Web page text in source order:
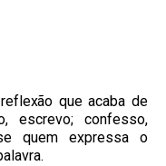
que acaba de
escrevo; confesso,
quem expressa o